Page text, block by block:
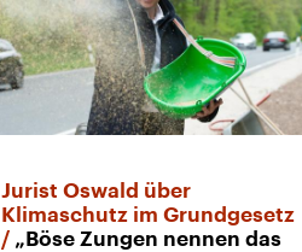
Jurist Oswald über
Klimaschutz im Grundgesetz
„Böse Zungen nennen das